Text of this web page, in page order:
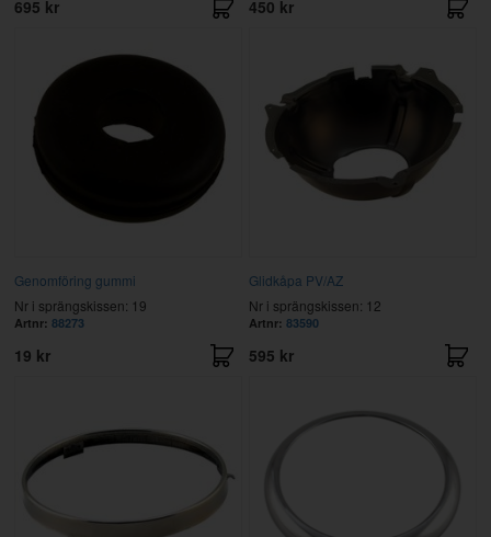
695 kr 450 kr
Genomföring gummi
Nr i sprängskissen: 19
Artnr: 88273
19 kr
Glidkåpa PV/AZ
Nr i sprängskissen: 12
Artnr: 83590
595 kr